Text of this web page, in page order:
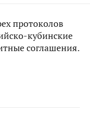
протоколов
кубинские
соглашения.